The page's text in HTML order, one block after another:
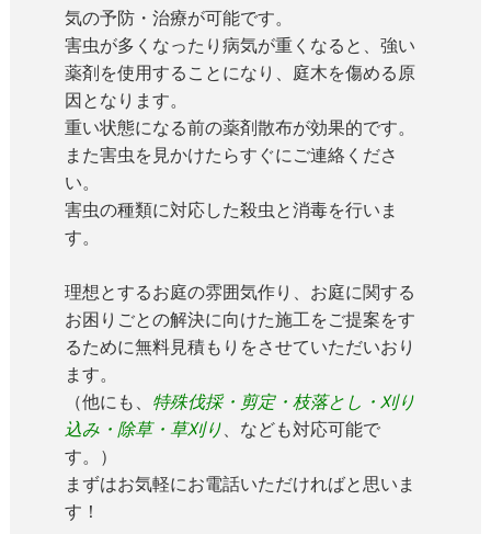
気の予防・治療が可能です。
害虫が多くなったり病気が重くなると、強い
薬剤を使用することになり、庭木を傷める原
因となります。
重い状態になる前の薬剤散布が効果的です。
また害虫を見かけたらすぐにご連絡くださ
い。
害虫の種類に対応した殺虫と消毒を行いま
す。
理想とするお庭の雰囲気作り、お庭に関する
お困りごとの解決に向けた施工をご提案をす
るために無料見積もりをさせていただいおり
ます。
（他にも、 特殊伐採・剪定・枝落とし・刈り
込み・除草・草刈り、なども対応可能で
す。）
まずはお気軽にお電話いただければと思いま
す！